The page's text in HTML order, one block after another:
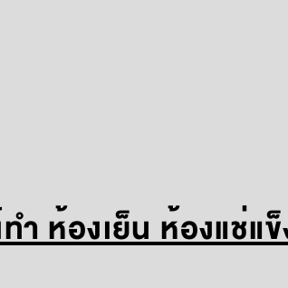
ำ ห้องเย็น ห้องแช่